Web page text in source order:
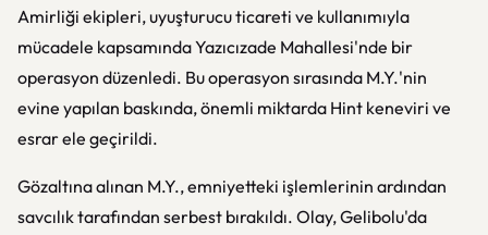
Amirliği ekipleri, uyuşturucu ticareti ve kullanımıyla
mücadele kapsamında Yazıcızade Mahallesi'nde bir
operasyon düzenledi. Bu operasyon sırasında M.Y.'nin
evine yapılan baskında, önemli miktarda Hint keneviri ve
esrar ele geçirildi.
Gözaltına alınan M.Y., emniyetteki işlemlerinin ardından
savcılık tarafından serbest bırakıldı. Olay, Gelibolu'da